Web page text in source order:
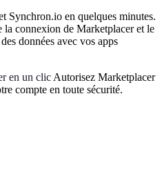
Synchron.io en quelques minutes.
connexion de Marketplacer et le
données avec vos apps
en un clic Autorisez Marketplacer
compte en toute sécurité.